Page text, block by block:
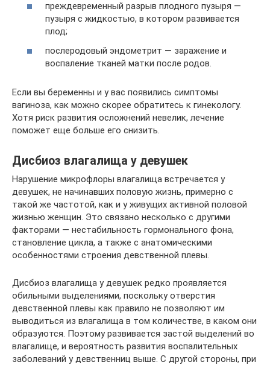
преждевременный разрыв плодного пузыря —
пузыря с жидкостью, в котором развивается
плод;
послеродовый эндометрит — заражение и
воспаление тканей матки после родов.
Если вы беременны и у вас появились симптомы
вагиноза, как можно скорее обратитесь к гинекологу.
Хотя риск развития осложнений невелик, лечение
поможет еще больше его снизить.
Дисбиоз влагалища у девушек
Нарушение микрофлоры влагалища встречается у
девушек, не начинавших половую жизнь, примерно с
такой же частотой, как и у живущих активной половой
жизнью женщин. Это связано несколько с другими
факторами — нестабильность гормонального фона,
становление цикла, а также с анатомическими
особенностями строения девственной плевы.
Дисбиоз влагалища у девушек редко проявляется
обильными выделениями, поскольку отверстия
девственной плевы как правило не позволяют им
выводиться из влагалища в том количестве, в каком они
образуются. Поэтому развивается застой выделений во
влагалище, и вероятность развития воспалительных
заболеваний у девственниц выше. С другой стороны, при